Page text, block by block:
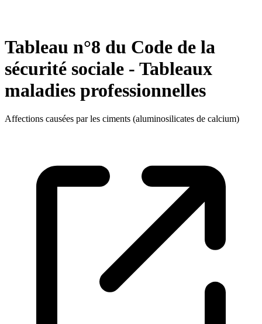
Tableau n°8 du Code de la
sécurité sociale - Tableaux
maladies professionnelles
Affections causées par les ciments (aluminosilicates de calcium)